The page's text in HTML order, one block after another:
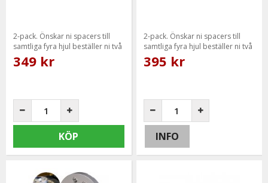
2-pack. Önskar ni spacers till
samtliga fyra hjul beställer ni två
paket.
349 kr
KÖP
2-pack. Önskar ni spacers till
samtliga fyra hjul beställer ni två
paket.
395 kr
INFO